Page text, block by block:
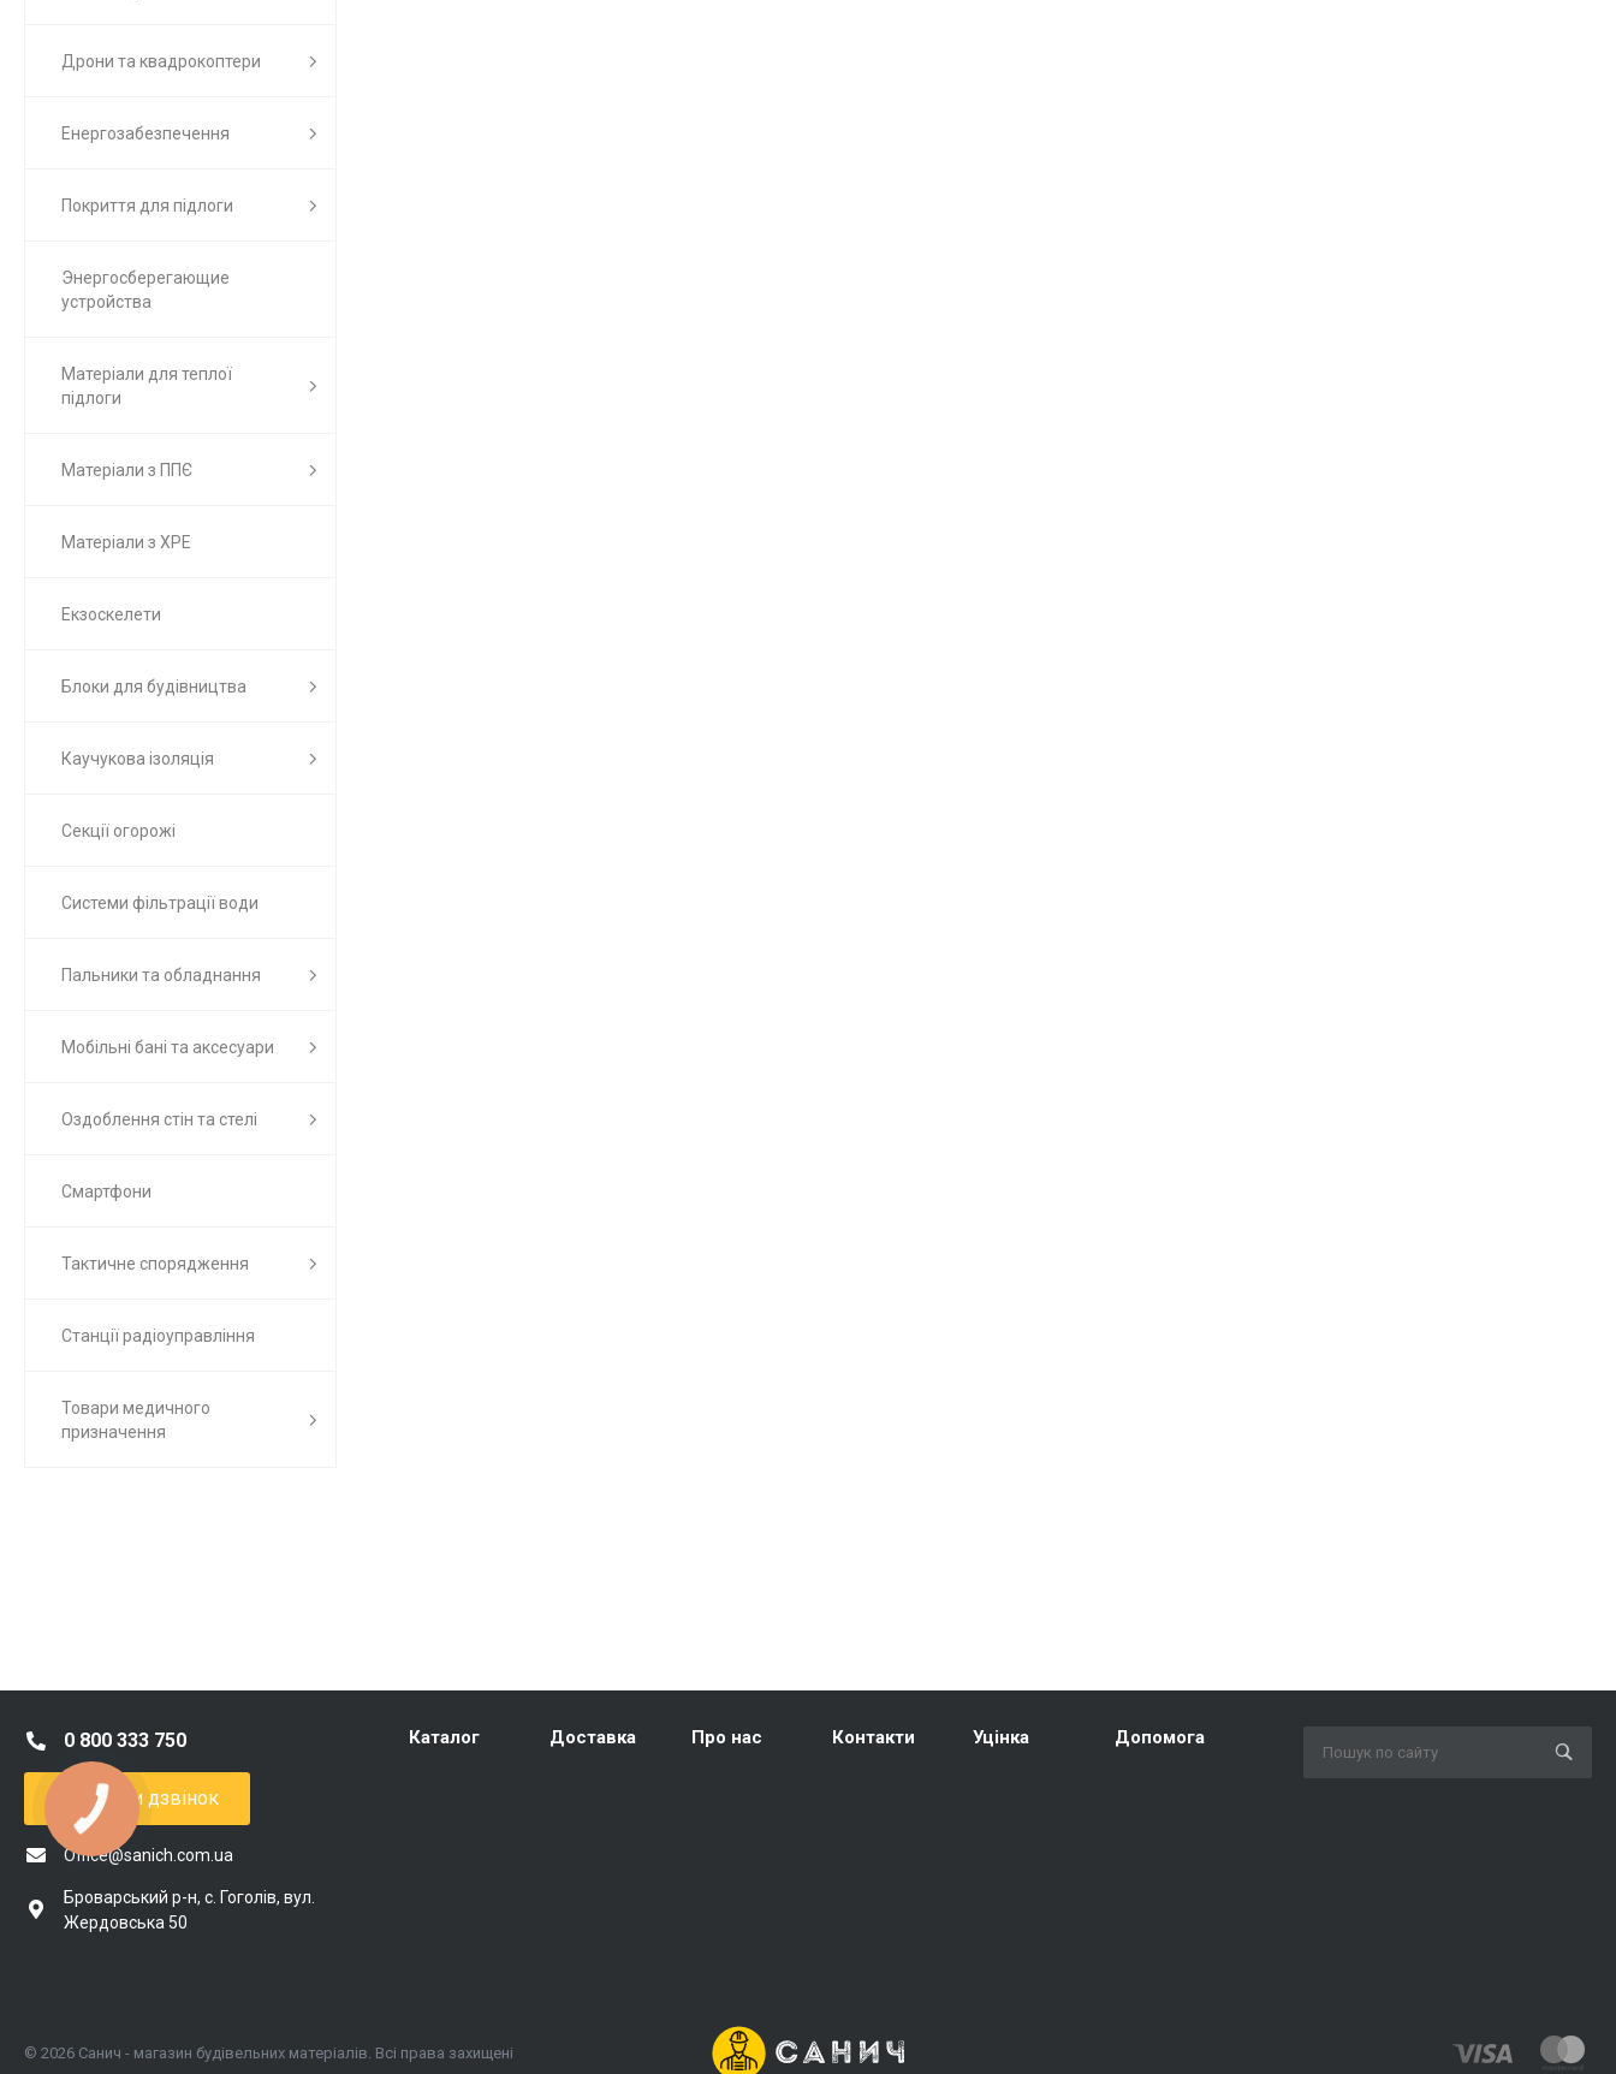
Дрони та квадрокоптери
Енергозабезпечення
Покриття для підлоги
Энергосберегающие
устройства
Матеріали для теплої
підлоги
Матеріали з ППЄ
Матеріали з ХРЕ
Екзоскелети
Блоки для будівництва
Каучукова ізоляція
Секції огорожі
Системи фільтрації води
Пальники та обладнання
Мобільні бані та аксесуари
Оздоблення стін та стелі
Смартфони
Тактичне спорядження
Станції радіоуправління
Товари медичного
призначення
0 800 333 750
Замовити дзвінок
Office@sanich.com.ua
Броварський р-н, с. Гоголів, вул.
Жердовська 50
Каталог Доставка Про нас Контакти Уцінка Допомога
© 2026 Санич - магазин будівельних матеріалів. Всі права захищені